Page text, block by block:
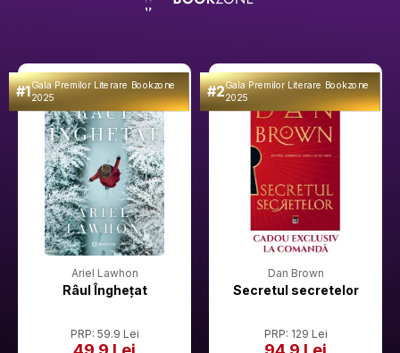
#1Gala Premilor Literare Bookzone
2025
Ariel Lawhon
Râul Înghețat
PRP: 59.9 Lei
#2Gala Premilor Literare Bookzone
2025
Dan Brown
Secretul secretelor
PRP: 129 Lei